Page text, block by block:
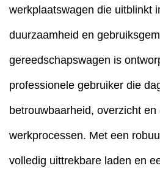
werkplaatswagen die uitblinkt
duurzaamheid en
gereedschapswagen is
professionele gebruiker die
betrouwbaarheid, overzicht en
werkprocessen. Met een
volledig uittrekbare laden en